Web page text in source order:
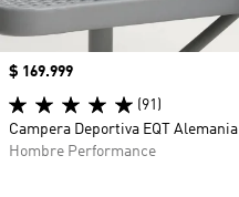
Precio
$ 169.999
(91)
Campera Deportiva EQT Alemania
Hombre Performance